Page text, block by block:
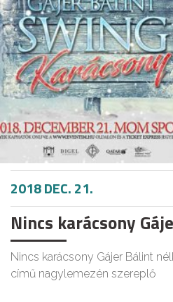
2018 DEC. 21.
Nincs karácsony
Nincs karácsony Gájer Bálint
című nagylemezén szereplő